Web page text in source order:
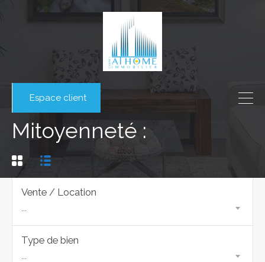
Espace client
Mitoyenneté :
Vente / Location
...
Type de bien
...